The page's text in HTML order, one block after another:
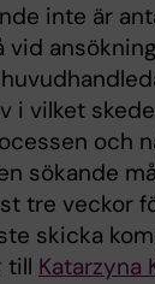
inte är
vid
i vilket
och
sökande
tre veckor
skicka
till Katarzyna